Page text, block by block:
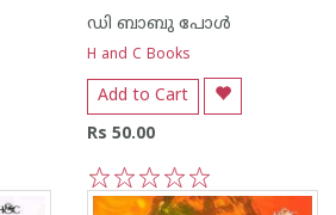
ഡി ബാബു പോള്‍
H and C Books
Add to Cart
Rs 50.00
5
4
3
2
1